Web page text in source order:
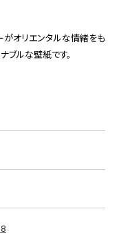
オリエンタルな情緒をも
ブルな壁紙です。